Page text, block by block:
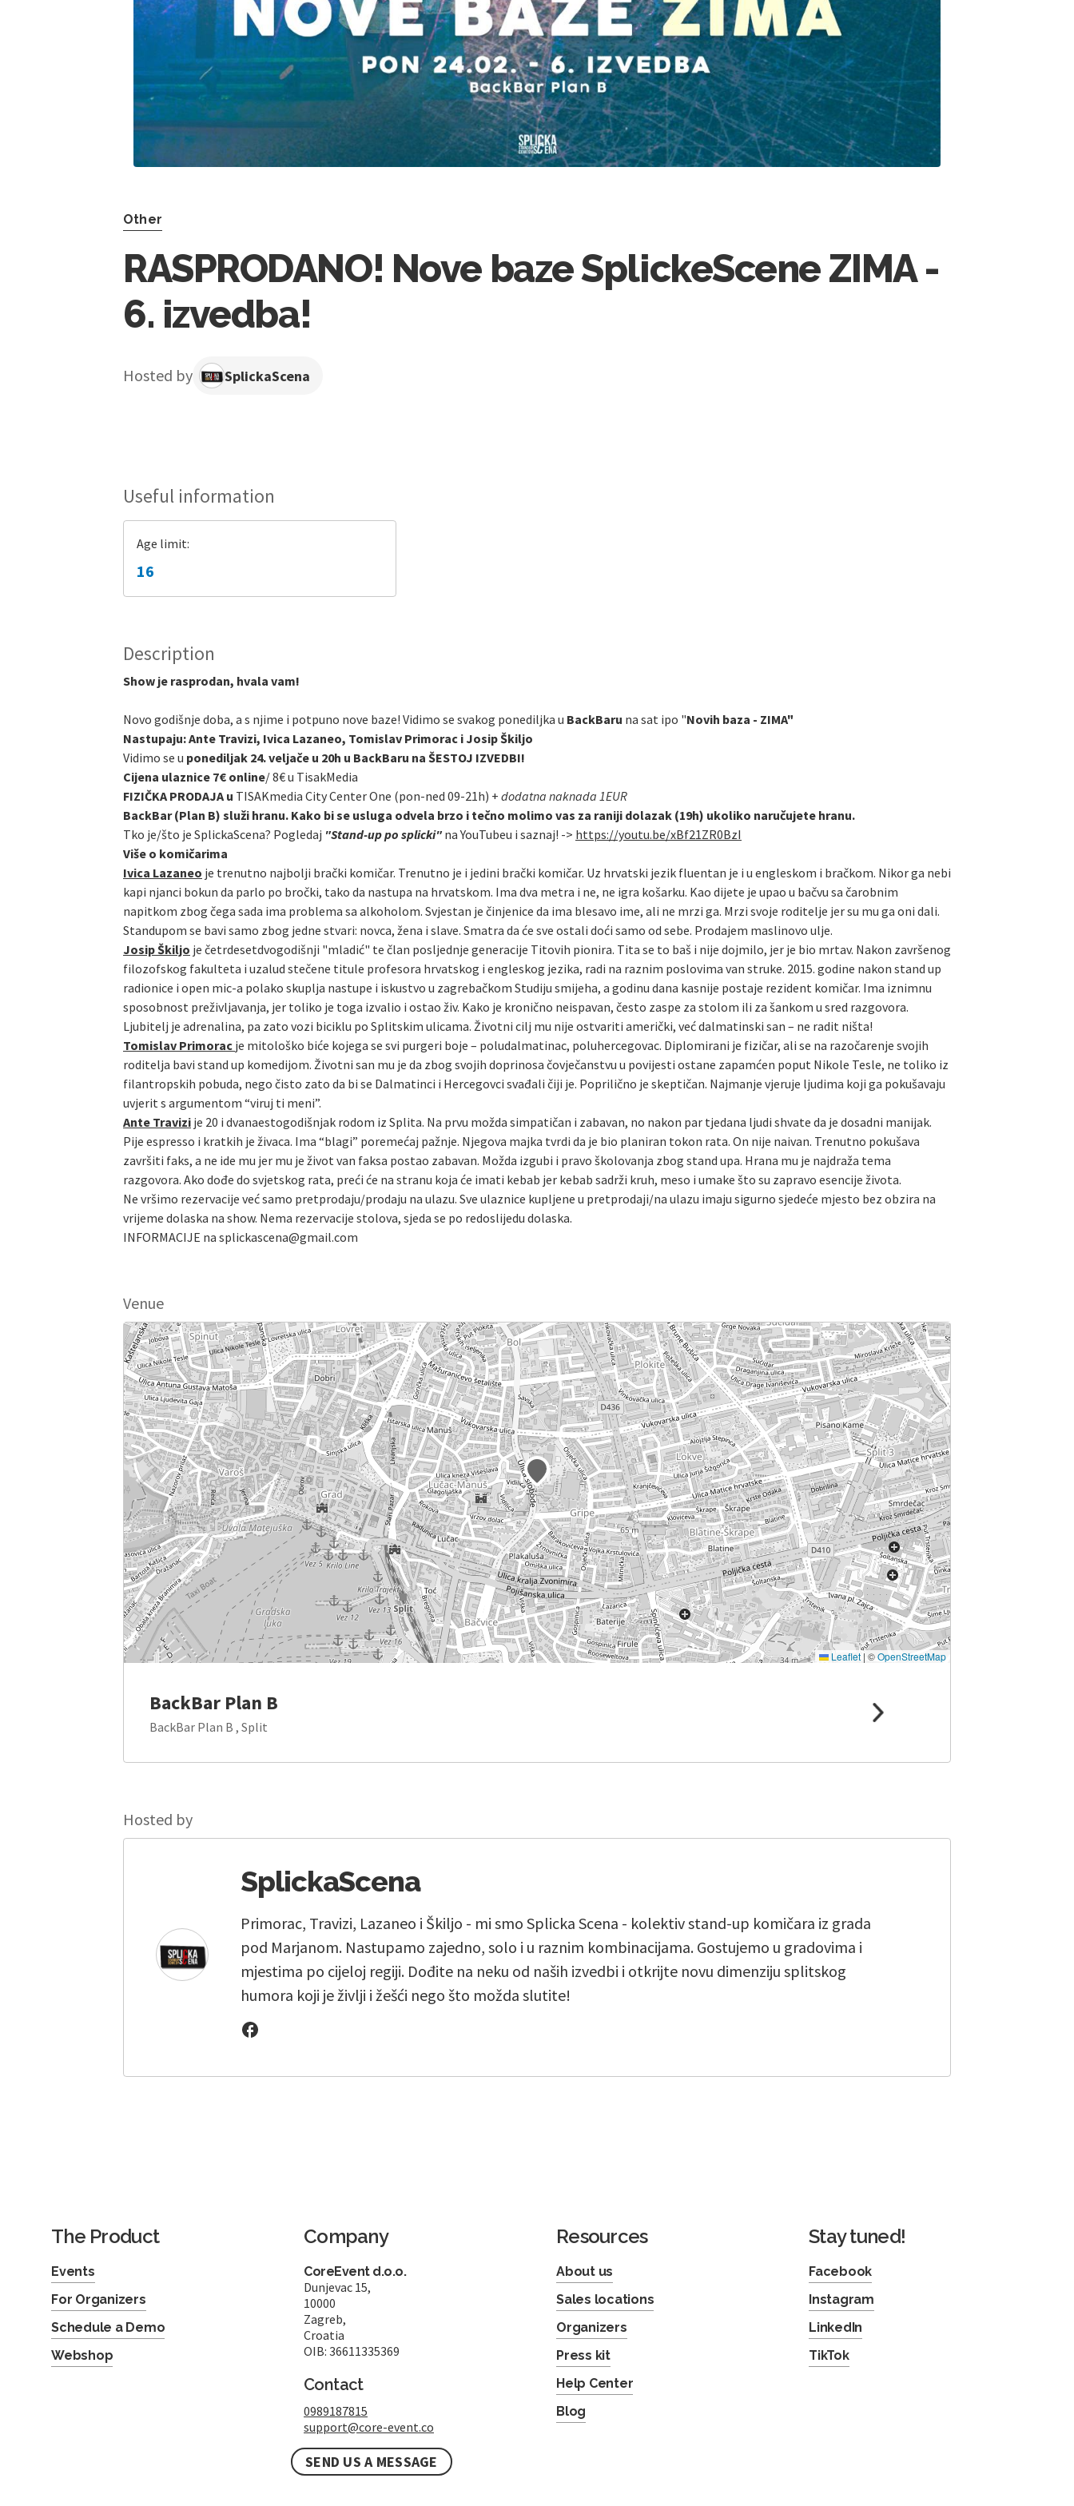
Other
RASPRODANO! Nove baze SplickeScene ZIMA -
6. izvedba!
Hosted by SplickaScena
Useful information
Age limit:
16
Description
Show je rasprodan, hvala vam!
Novo godišnje doba, a s njime i potpuno nove baze! Vidimo se svakog ponediljka u BackBaru na sat ipo "Novih baza - ZIMA"
Nastupaju: Ante Travizi, Ivica Lazaneo, Tomislav Primorac i Josip Škiljo
Vidimo se u ponediljak 24. veljače u 20h u BackBaru na ŠESTOJ IZVEDBI!
Cijena ulaznice 7€ online/8€ u TisakMedia
FIZIČKA PRODAJA u TISAKmedia City Center One (pon-ned 09-21h) + dodatna naknada 1EUR
BackBar (Plan B) služi hranu. Kako bi se usluga odvela brzo i tečno molimo vas za raniji dolazak (19h) ukoliko naručujete hranu.
Tko je/što je SplickaScena? Pogledaj "Stand-up po splicki" na YouTubeu i saznaj! -> https://youtu.be/xBf21ZR0BzI
Više o komičarima
Ivica Lazaneo je trenutno najbolji brački komičar. Trenutno je i jedini brački komičar. Uz hrvatski jezik fluentan je i u engleskom i bračkom. Nikor ga nebi
kapi njanci bokun da parlo po bročki, tako da nastupa na hrvatskom. Ima dva metra i ne, ne igra košarku. Kao dijete je upao u bačvu sa čarobnim
napitkom zbog čega sada ima problema sa alkoholom. Svjestan je činjenice da ima blesavo ime, ali ne mrzi ga. Mrzi svoje roditelje jer su mu ga oni dali.
Standupom se bavi samo zbog jedne stvari: novca, žena i slave. Smatra da će sve ostali doći samo od sebe. Prodajem maslinovo ulje.
Josip Škiljo je četrdesetdvogodišnji "mladić" te član posljednje generacije Titovih pionira. Tita se to baš i nije dojmilo, jer je bio mrtav. Nakon završenog
filozofskog fakulteta i uzalud stečene titule profesora hrvatskog i engleskog jezika, radi na raznim poslovima van struke. 2015. godine nakon stand up
radionice i open mic-a polako skuplja nastupe i iskustvo u zagrebačkom Studiju smijeha, a godinu dana kasnije postaje rezident komičar. Ima iznimnu
sposobnost preživljavanja, jer toliko je toga izvalio i ostao živ. Kako je kronično neispavan, često zaspe za stolom ili za šankom u sred razgovora.
Ljubitelj je adrenalina, pa zato vozi biciklu po Splitskim ulicama. Životni cilj mu nije ostvariti američki, već dalmatinski san – ne radit ništa!
Tomislav Primorac je mitološko biće kojega se svi purgeri boje – poludalmatinac, poluhercegovac. Diplomirani je fizičar, ali se na razočarenje svojih
roditelja bavi stand up komedijom. Životni san mu je da zbog svojih doprinosa čovječanstvu u povijesti ostane zapamćen poput Nikole Tesle, ne toliko iz
filantropskih pobuda, nego čisto zato da bi se Dalmatinci i Hercegovci svađali čiji je. Poprilično je skeptičan. Najmanje vjeruje ljudima koji ga pokušavaju
uvjerit s argumentom “viruj ti meni”.
Ante Travizi je 20 i dvanaestogodišnjak rodom iz Splita. Na prvu možda simpatičan i zabavan, no nakon par tjedana ljudi shvate da je dosadni manijak.
Pije espresso i kratkih je živaca. Ima “blagi” poremećaj pažnje. Njegova majka tvrdi da je bio planiran tokon rata. On nije naivan. Trenutno pokušava
završiti faks, a ne ide mu jer mu je život van faksa postao zabavan. Možda izgubi i pravo školovanja zbog stand upa. Hrana mu je najdraža tema
razgovora. Ako dođe do svjetskog rata, preći će na stranu koja će imati kebab jer kebab sadrži kruh, meso i umake što su zapravo esencije života.
Ne vršimo rezervacije već samo pretprodaju/prodaju na ulazu. Sve ulaznice kupljene u pretprodaji/na ulazu imaju sigurno sjedeće mjesto bez obzira na
vrijeme dolaska na show. Nema rezervacije stolova, sjeda se po redoslijedu dolaska.
INFORMACIJE na splickascena@gmail.com
Venue
Leaflet | ©OpenStreetMap
BackBar Plan B
BackBar Plan B , Split
Hosted by
SplickaScena
Primorac, Travizi, Lazaneo i Škiljo - mi smo Splicka Scena - kolektiv stand-up komičara iz grada
pod Marjanom. Nastupamo zajedno, solo i u raznim kombinacijama. Gostujemo u gradovima i
mjestima po cijeloj regiji. Dođite na neku od naših izvedbi i otkrijte novu dimenziju splitskog
humora koji je življi i žešći nego što možda slutite!
The Product
Events
For Organizers
Schedule a Demo
Webshop
Company
CoreEvent d.o.o.
Dunjevac 15,
10000
Zagreb,
Croatia
OIB: 36611335369
Contact
0989187815
support@core-event.co
SEND US A MESSAGE
Resources
About us
Sales locations
Organizers
Press kit
Help Center
Blog
Stay tuned!
Facebook
Instagram
LinkedIn
TikTok